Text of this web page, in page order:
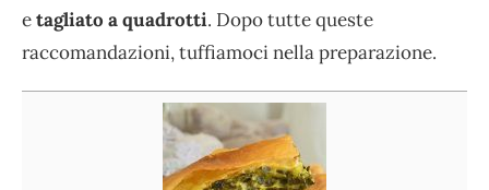
etagliato a quadrotti. Dopo tutte queste
raccomandazioni, tuffiamoci nella preparazione.